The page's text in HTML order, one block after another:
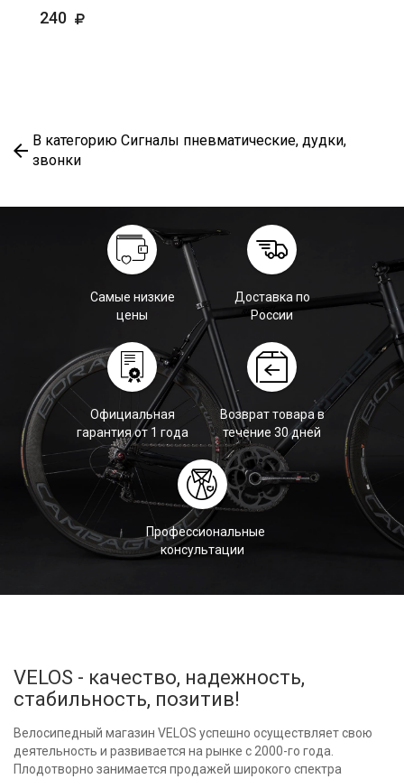
240
В категорию Сигналы пневматические, дудки,
звонки
Самые низкие
цены
Доставка по
России
Официальная
гарантия от 1 года
Возврат товара в
течение 30 дней
Профессиональные
консультации
VELOS - качество, надежность,
стабильность, позитив!
Велосипедный магазин VELOS успешно осуществляет свою
деятельность и развивается на рынке с 2000-го года.
Плодотворно занимается продажей широкого спектра